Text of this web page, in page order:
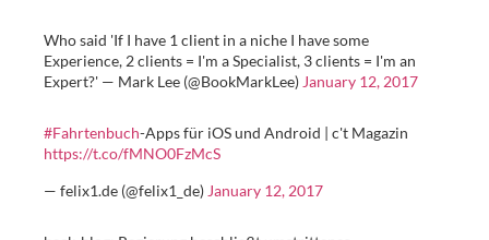
Who said 'If I have 1 client in a niche I have some
Experience, 2 clients = I'm a Specialist, 3 clients = I'm an
Expert?' — Mark Lee (@BookMarkLee) January 12, 2017
#Fahrtenbuch-Apps für iOS und Android | c't Magazin
https://t.co/fMNO0FzMcS
— felix1.de (@felix1_de) January 12, 2017